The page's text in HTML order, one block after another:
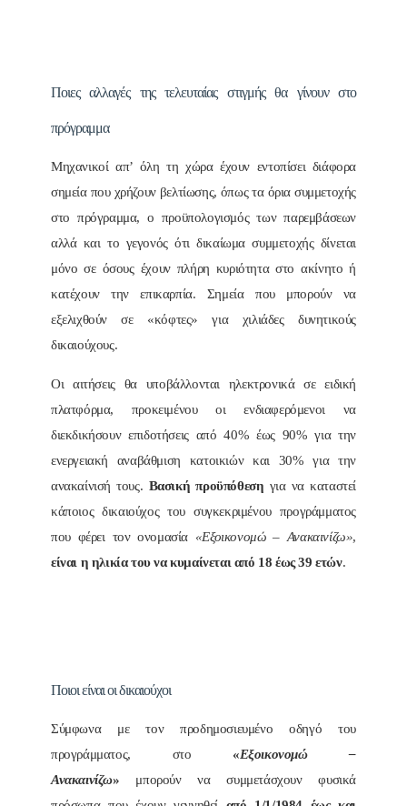
Ποιες αλλαγές της τελευταίας στιγμής θα γίνουν στο
πρόγραμμα
Μηχανικοί απ’ όλη τη χώρα έχουν εντοπίσει διάφορα
σημεία που χρήζουν βελτίωσης, όπως τα όρια συμμετοχής
στο πρόγραμμα, ο προϋπολογισμός των παρεμβάσεων
αλλά και το γεγονός ότι δικαίωμα συμμετοχής δίνεται
μόνο σε όσους έχουν πλήρη κυριότητα στο ακίνητο ή
κατέχουν την επικαρπία. Σημεία που μπορούν να
εξελιχθούν σε «κόφτες» για χιλιάδες δυνητικούς
δικαιούχους.
Οι αιτήσεις θα υποβάλλονται ηλεκτρονικά σε ειδική
πλατφόρμα, προκειμένου οι ενδιαφερόμενοι να
διεκδικήσουν επιδοτήσεις από 40% έως 90% για την
ενεργειακή αναβάθμιση κατοικιών και 30% για την
ανακαίνισή τους. Βασική προϋπόθεση για να καταστεί
κάποιος δικαιούχος του συγκεκριμένου προγράμματος
που φέρει τον ονομασία «Εξοικονομώ – Ανακαινίζω»,
είναι η ηλικία του να κυμαίνεται από 18 έως 39 ετών.
Ποιοι είναι οι δικαιούχοι
Σύμφωνα με τον προδημοσιευμένο οδηγό του
προγράμματος, στο «Εξοικονομώ –
Ανακαινίζω» μπορούν να συμμετάσχουν φυσικά